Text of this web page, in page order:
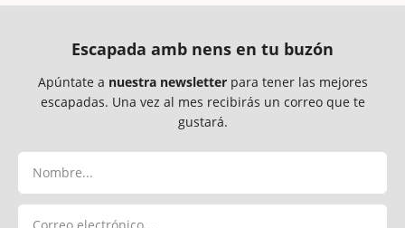
Escapada amb nens en tu buzón
Apúntate a nuestra newsletterpara tener las mejores
escapadas. Una vez al mes recibirás un correo que te
gustará.